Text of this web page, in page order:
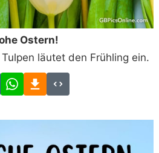
Ostern!
läutet den Frühling ein.